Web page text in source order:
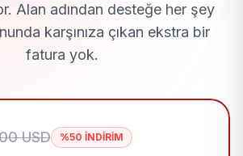
Alan adından desteğe her şey
karşınıza çıkan ekstra bir
fatura yok.
USD %50 İNDİRİM